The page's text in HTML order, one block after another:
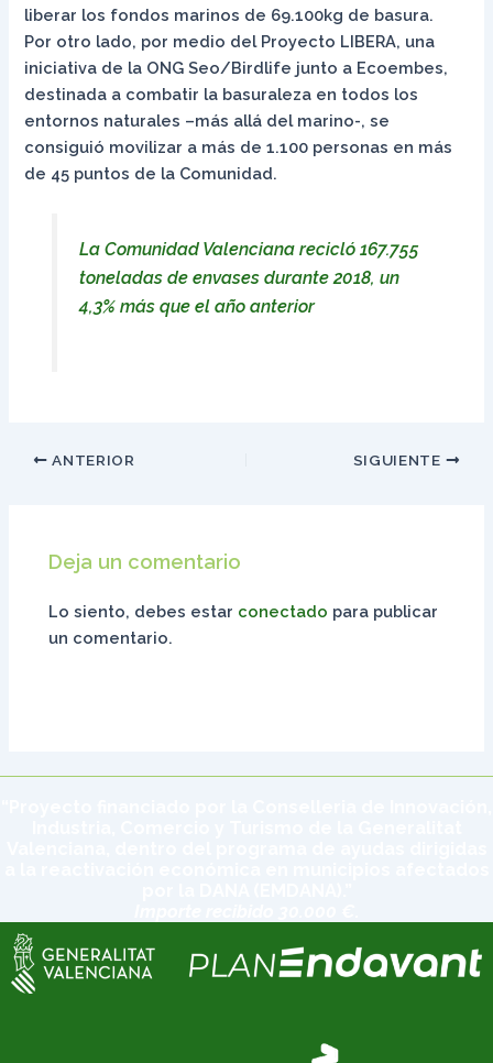
liberar los fondos marinos de 69.100kg de basura.
Por otro lado, por medio del Proyecto LIBERA, una
iniciativa de la ONG Seo/Birdlife junto a Ecoembes,
destinada a combatir la basuraleza en todos los
entornos naturales –más allá del marino-, se
consiguió movilizar a más de 1.100 personas en más
de 45 puntos de la Comunidad.
La Comunidad Valenciana recicló 167.755
toneladas de envases durante 2018, un
4,3% más que el año anterior
ANTERIOR SIGUIENTE
Deja un comentario
Lo siento, debes estar conectado para publicar
un comentario.